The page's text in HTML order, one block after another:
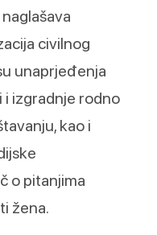
civilnog
unaprjeđenja
izgradnje rodno
kao i
o pitanjima
žena.